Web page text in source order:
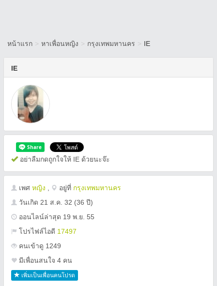
หน้าแรก > หาเพื่อนหญิง > กรุงเทพมหานคร > IE
IE
อย่าลืมกดถูกใจให้ IE ด้วยนะจ๊ะ
เพศ หญิง อยู่ที่ กรุงเทพมหานคร
วันเกิด 21 ส.ค. 32 (36 ปี)
ออนไลน์ล่าสุด 19 พ.ย. 55
โปรไฟล์ไอดี 17497
คนเข้าดู 1249
มีเพื่อนสนใจ 4 คน
เพิ่มเป็นเพื่อนคนโปรด